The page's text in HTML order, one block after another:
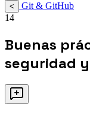
<
Git & GitHub
14
Buenas
seguridad